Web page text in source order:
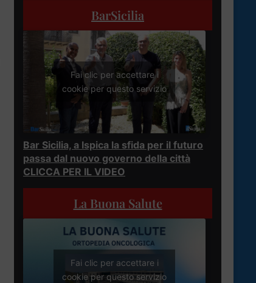
BarSicilia
Fai clic per accettare i
cookie per questo servizio
Bar Sicilia, a Ispica la sfida per il futuro
passa dal nuovo governo della città
CLICCA PER IL VIDEO
La Buona Salute
Fai clic per accettare i
cookie per questo servizio